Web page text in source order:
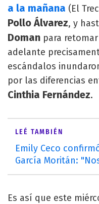
a la mañana (El
Pollo Álvarez, y
Doman para
adelante
escándalos
por las diferencias
Cinthia Fernández.
LEÉ TAMBIÉN
Emily Ceco
García Moritán:
Es así que este